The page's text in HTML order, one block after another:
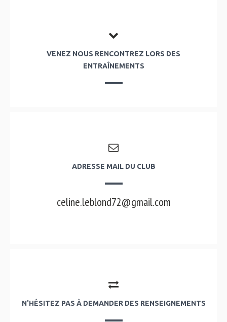
VENEZ NOUS RENCONTREZ LORS DES
ENTRAÎNEMENTS
ADRESSE MAIL DU CLUB
celine.leblond72@gmail.com
N'HÉSITEZ PAS À DEMANDER DES RENSEIGNEMENTS